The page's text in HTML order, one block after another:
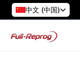
中文 (中国)